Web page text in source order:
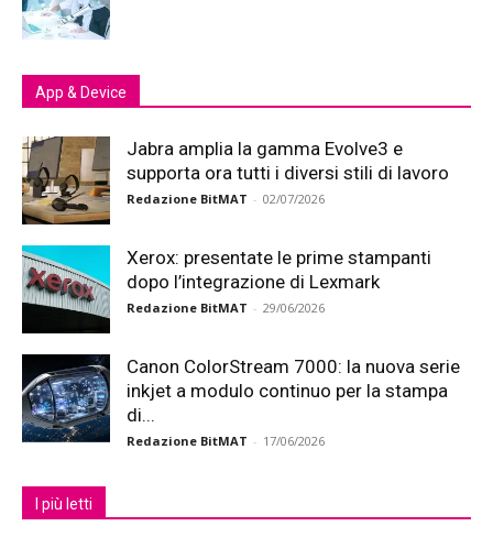
App & Device
Jabra amplia la gamma Evolve3 e
supporta ora tutti i diversi stili di lavoro
Redazione BitMAT - 02/07/2026
Xerox: presentate le prime stampanti
dopo l’integrazione di Lexmark
Redazione BitMAT - 29/06/2026
Canon ColorStream 7000: la nuova serie
inkjet a modulo continuo per la stampa
di...
Redazione BitMAT - 17/06/2026
I più letti